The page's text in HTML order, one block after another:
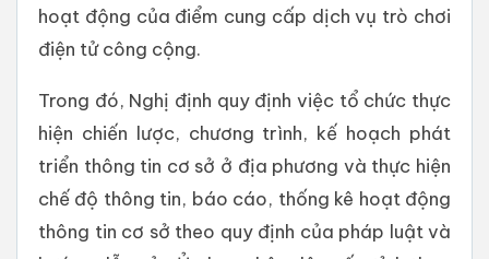
hoạt động của điểm cung cấp dịch vụ trò chơi
điện tử công cộng.
Trong đó, Nghị định quy định việc tổ chức thực
hiện chiến lược, chương trình, kế hoạch phát
triển thông tin cơ sở ở địa phương và thực hiện
chế độ thông tin, báo cáo, thống kê hoạt động
thông tin cơ sở theo quy định của pháp luật và